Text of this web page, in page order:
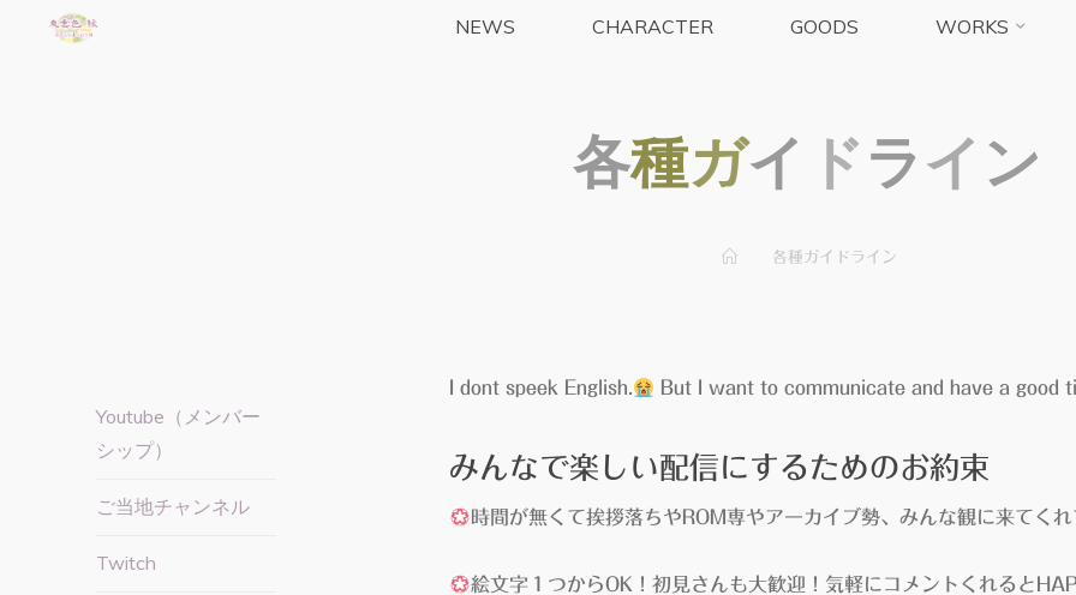
NEWS CHARACTER GOODS WORKS
各種ガイ ドライン
各種ガイドライン
I dont speek English. But I want to communicate and have a good
みんなで楽しい配信にするためのお約束
時間が無くて挨拶落ちやROM専やアーカイブ勢、みんな観に来てく
絵文字１つからOK！初見さんも大歓迎！気軽にコメントくれると
Youtube（メンバー
シップ）
ご当地チャンネル
Twitch